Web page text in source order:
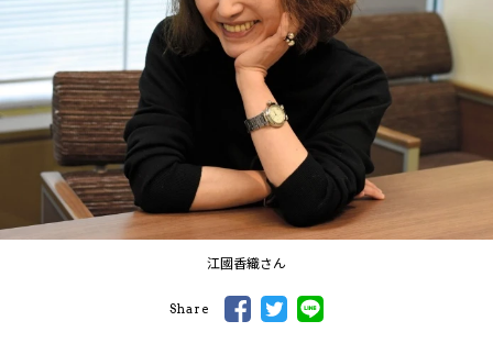
江國香織さん
Share